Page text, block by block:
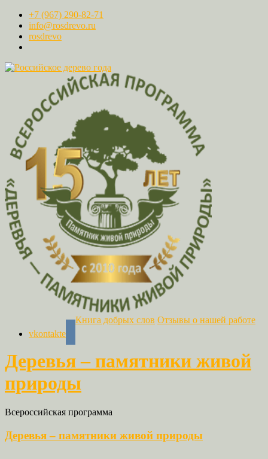
+7 (967) 290-82-71
info@rosdrevo.ru
rosdrevo
vkontakte
Книга добрых слов Отзывы о нашей работе
Деревья – памятники живой
природы
Всероссийская программа
Деревья – памятники живой природы